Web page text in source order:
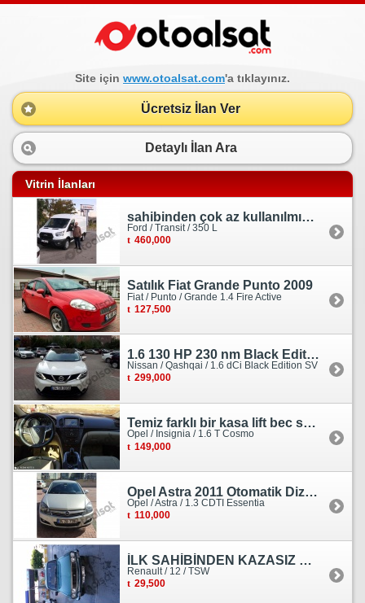
Site için www.otoalsat.com'a tıklayınız.
Ücretsiz İlan Ver
Detaylı İlan Ara
Vitrin İlanları
sahibinden çok az kullanılmış orjinal ford transit
Ford / Transit / 350 L
460,000
Satılık Fiat Grande Punto 2009
Fiat / Punto / Grande 1.4 Fire Active
127,500
1.6 130 HP 230 nm Black Edition servis bakımlı
Nissan / Qashqai / 1.6 dCi Black Edition SV
299,000
Temiz farklı bir kasa lift bec sedan görünümlü heçbek
Opel / Insignia / 1.6 T Cosmo
149,000
Opel Astra 2011 Otomatik Dizel Tramersiz Essentia
Opel / Astra / 1.3 CDTI Essentia
110,000
İLK SAHİBİNDEN KAZASIZ HASARSIZ BOYASIZ DEĞİŞENSİZ TAM ORJİNAL RENO
Renault / 12 / TSW
29,500